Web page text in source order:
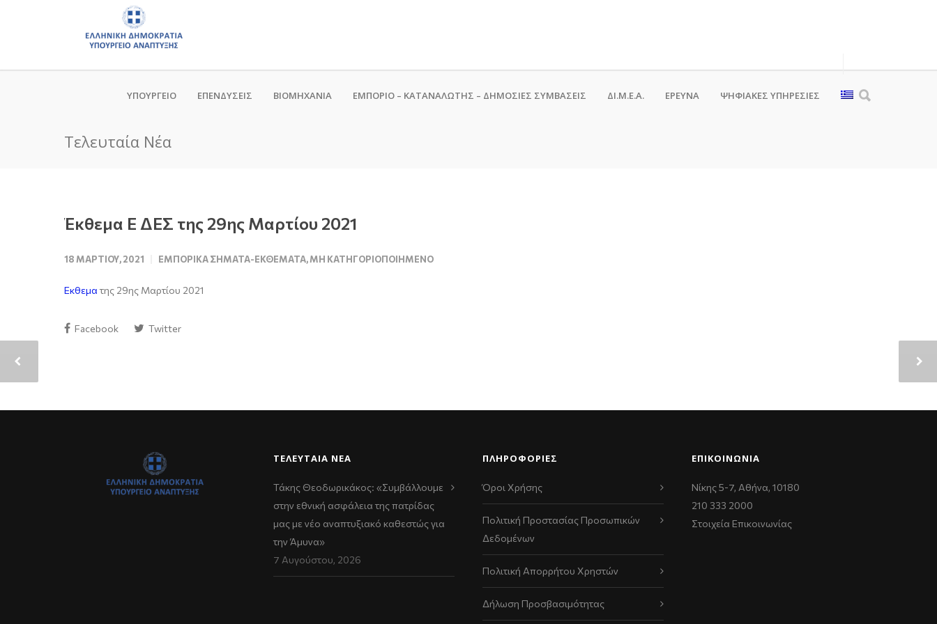
ΥΠΟΥΡΓΕΙΟ ΕΠΕΝΔΥΣΕΙΣ ΒΙΟΜΗΧΑΝΙΑ ΕΜΠΟΡΙΟ – ΚΑΤΑΝΑΛΩΤΗΣ – ΔΗΜΟΣΙΕΣ ΣΥΜΒΑΣΕΙΣ ΔΙ.Μ.Ε.Α. ΕΡΕΥΝΑ ΨΗΦΙΑΚΈΣ ΥΠΗΡΕΣΊΕΣ
Τελευταία Νέα
Έκθεμα Ε ΔΕΣ της 29ης Μαρτίου 2021
18 ΜΑΡΤΊΟΥ, 2021 ΕΜΠΟΡΙΚΆ ΣΉΜΑΤΑ-ΕΚΘΈΜΑΤΑ,ΜΗ ΚΑΤΗΓΟΡΙΟΠΟΙΗΜΈΝΟ
Εκθεμα της 29ης Μαρτίου 2021
Facebook Twitter
ΤΕΛΕΥΤΑΊΑ ΝΈΑ
Τάκης Θεοδωρικάκος: «Συμβάλλουμε
στην εθνική ασφάλεια της πατρίδας
μας με νέο αναπτυξιακό καθεστώς για
την Άμυνα»
7 Αυγούστου, 2026
ΠΛΗΡΟΦΟΡΙΕΣ
Όροι Χρήσης
Πολιτική Προστασίας Προσωπικών
Δεδομένων
Πολιτική Απορρήτου Χρηστών
Δήλωση Προσβασιμότητας
ΕΠΙΚΟΙΝΩΝΊΑ
Νίκης 5-7, Αθήνα, 10180
210 333 2000
Στοιχεία Επικοινωνίας